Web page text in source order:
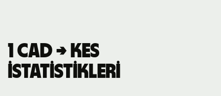
1 CAD → KES
istatistikleri